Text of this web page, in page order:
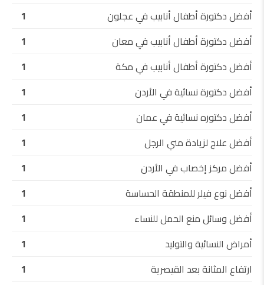
أفضل دكتورة أطفال أنابيب في عجلون
1
أفضل دكتورة أطفال أنابيب في معان
1
أفضل دكتورة أطفال أنابيب في مكة
1
أفضل دكتورة نسائية في الأردن
1
أفضل دكتوره نسائية في عمان
1
أفضل علاج لزيادة مني الرجل
1
أفضل مركز إخصاب في الأردن
1
أفضل نوع فيلر للمنطقة الحساسة
1
أفضل وسائل منع الحمل للنساء
1
أمراض النسائية والتوليد
1
ارتفاع المثانة بعد القيصرية
1